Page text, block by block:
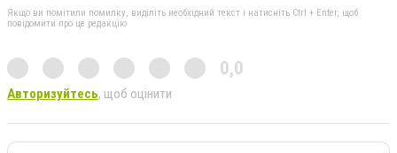
Якщо ви помітили помилку, виділіть необхідний текст і натисніть Ctrl + Enter, щоб
повідомити про це редакцію
0,0
Авторизуйтесь, щоб оцінити